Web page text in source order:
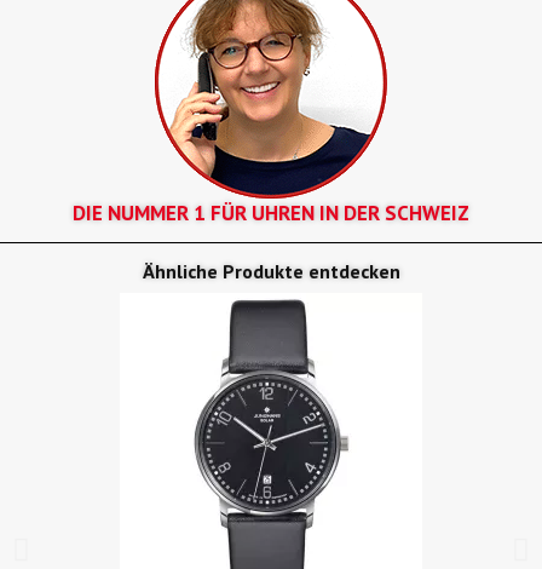
DIE NUMMER 1 FÜR UHREN IN DER SCHWEIZ
Ähnliche Produkte entdecken